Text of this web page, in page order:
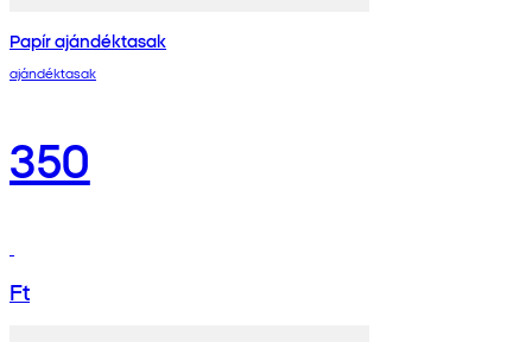
Papír ajándéktasak
ajándéktasak
350
Ft